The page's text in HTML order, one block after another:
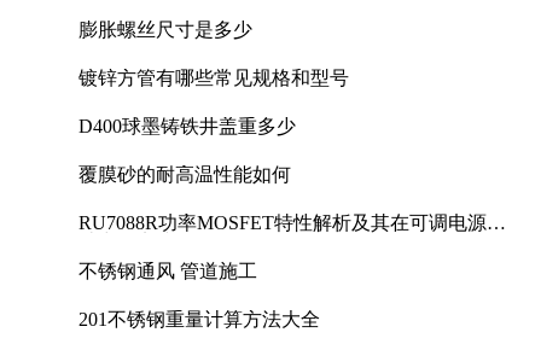
膨胀螺丝尺寸是多少
镀锌方管有哪些常见规格和型号
D400球墨铸铁井盖重多少
覆膜砂的耐高温性能如何
RU7088R功率MOSFET特性解析及其在可调电源设
不锈钢通风 管道施工
201不锈钢重量计算方法大全